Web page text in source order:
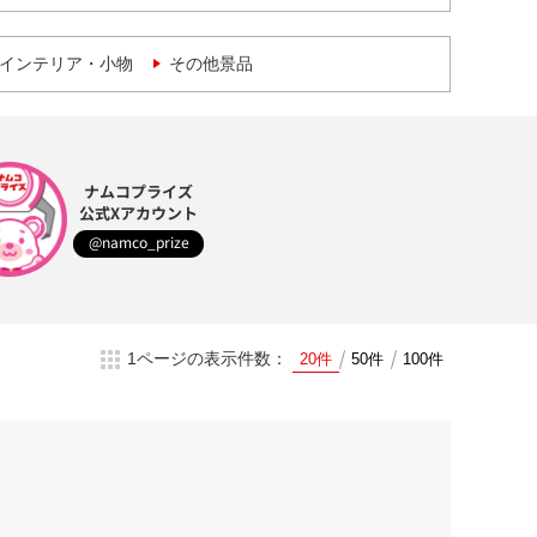
ンテリア・小物 その他景品
ナムコプライズ
公式Xアカウント
@namco_prize
1ページの表示件数： 20件 50件 100件